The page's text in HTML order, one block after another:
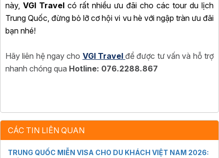
này, VGI Travel có rất nhiều ưu đãi cho các tour du lịch
Trung Quốc, đừng bỏ lỡ cơ hội vi vu hè với ngập tràn ưu đãi
bạn nhé!
Hãy liên hệ ngay cho VGI Travel để được tư vấn và hỗ trợ
nhanh chóng qua Hotline: 076.2288.867
CÁC TIN LIÊN QUAN
TRUNG QUỐC MIỄN VISA CHO DU KHÁCH VIỆT NAM 2026: